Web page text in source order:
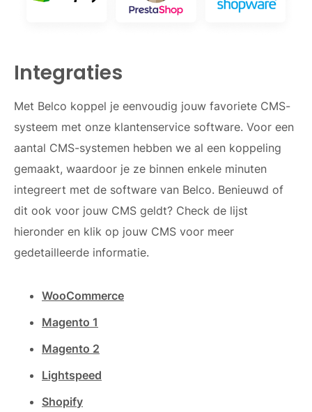
Integraties
Met Belco koppel je eenvoudig jouw favoriete CMS-
systeem met onze klantenservice software. Voor een
aantal CMS-systemen hebben we al een koppeling
gemaakt, waardoor je ze binnen enkele minuten
integreert met de software van Belco. Benieuwd of
dit ook voor jouw CMS geldt? Check de lijst
hieronder en klik op jouw CMS voor meer
gedetailleerde informatie.
WooCommerce
Magento 1
Magento 2
Lightspeed
Shopify